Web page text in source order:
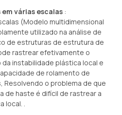
várias escalas :
(Modelo multidimensional
utilizado na análise de
de estruturas de estrutura de
rastrear efetivamente o
instabilidade plástica local e
de rolamento de
Resolvendo o problema de que
de haste é difícil de rastrear a
local. .